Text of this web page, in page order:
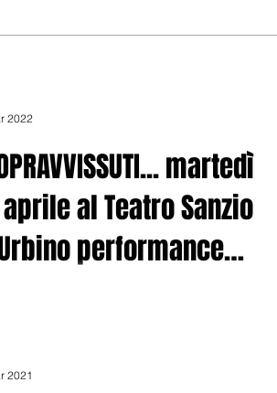
martedì
al Teatro Sanzio
performance
2022
2021